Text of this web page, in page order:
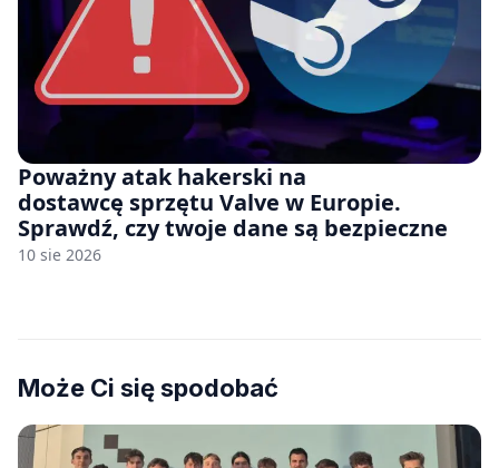
Poważny atak hakerski na
dostawcę sprzętu Valve w Europie.
Sprawdź, czy twoje dane są bezpieczne
10 sie 2026
Może Ci się spodobać